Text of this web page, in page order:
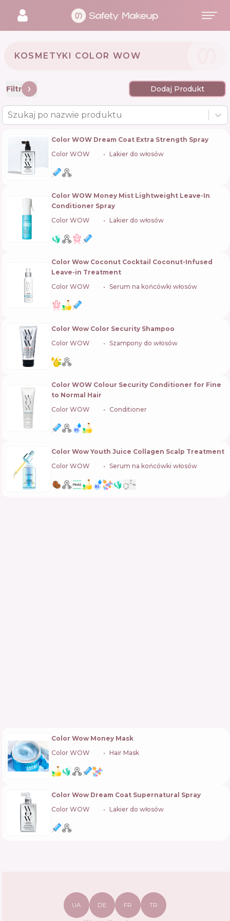
KOSMETYKI COLOR WOW 🇺🇸
Filtr Dodaj Produkt
Szukaj po nazwie produktu
Color WOW Dream Coat Extra Strength Spray
Color WOW
Lakier do włosów
Color WOW Money Mist Lightweight Leave-In
Conditioner Spray
Color WOW
Lakier do włosów
Color Wow Coconut Cocktail Coconut-Infused
Leave-in Treatment
Color WOW
Serum na końcówki włosów
Color Wow Color Security Shampoo
Color WOW
Szampony do włosów
Color WOW Colour Security Conditioner for Fine
to Normal Hair
Color WOW
Conditioner
Color Wow Youth Juice Collagen Scalp Treatment
Color WOW
Serum na końcówki włosów
Color Wow Money Mask
Color WOW
Hair Mask
Color Wow Dream Coat Supernatural Spray
Color WOW
Lakier do włosów
UA DE FR TR